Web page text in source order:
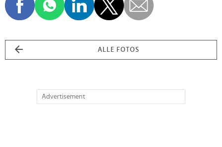
ALLE FOTOS
Advertisement